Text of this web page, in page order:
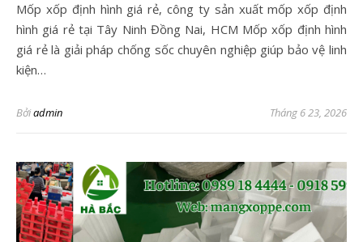
Mốp xốp định hình giá rẻ, công ty sản xuất mốp xốp định
hình giá rẻ tại Tây Ninh Đồng Nai, HCM Mốp xốp định hình
giá rẻ là giải pháp chống sốc chuyên nghiệp giúp bảo vệ linh
kiện…
Bởiadmin Tháng 6 23, 2026